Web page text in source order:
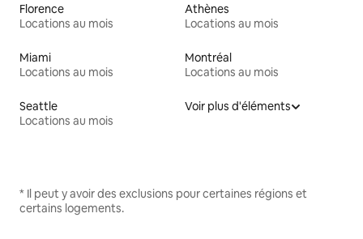
Florence
Locations au mois
Athènes
Locations au mois
Miami
Locations au mois
Montréal
Locations au mois
Seattle
Locations au mois
Voir plus d'éléments
* Il peut y avoir des exclusions pour certaines régions et
certains logements.